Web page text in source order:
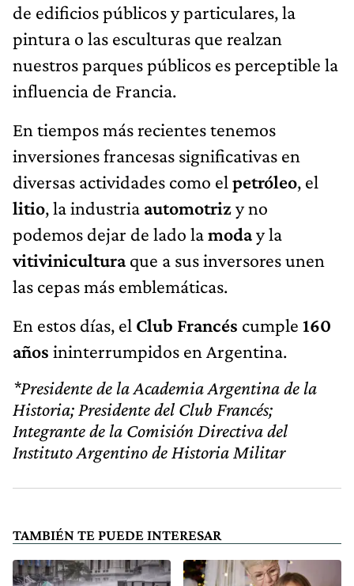
de edificios públicos y particulares, la
pintura o las esculturas que realzan
nuestros parques públicos es perceptible la
influencia de Francia.
En tiempos más recientes tenemos
inversiones francesas significativas en
diversas actividades como el petróleo, el
litio, la industria automotrizy no
podemos dejar de lado lamoday la
vitiviniculturaque a sus inversores unen
las cepas más emblemáticas.
En estos días, el Club Francés cumple 160
años ininterrumpidos en Argentina.
*Presidente de la Academia Argentina de la
Historia; Presidente del Club Francés;
Integrante de la Comisión Directiva del
Instituto Argentino de Historia Militar
TAMBIÉN TE PUEDE INTERESAR